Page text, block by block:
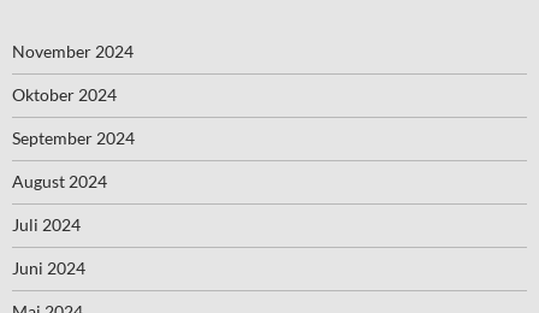
November 2024
Oktober 2024
September 2024
August 2024
Juli 2024
Juni 2024